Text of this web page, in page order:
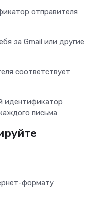
отправителя
за Gmail или другие
соответствует
идентификатор
письма
формату